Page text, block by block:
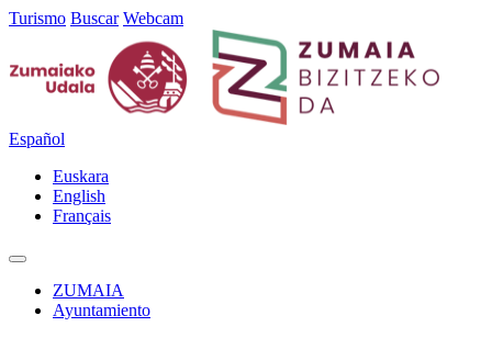
Turismo Buscar Webcam
Español
Euskara
English
Français
ZUMAIA
Ayuntamiento